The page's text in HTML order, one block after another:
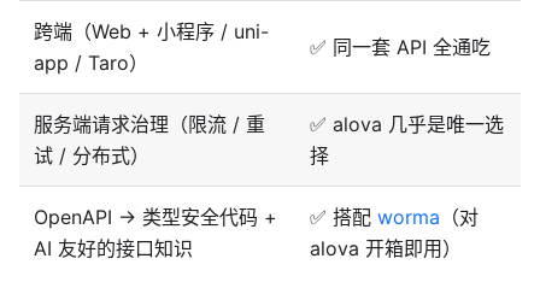
跨端（Web + 小程序 / uni-
app / Taro）
✅ 同一套 API 全通吃
服务端请求治理（限流 / 重
试 / 分布式）
✅ alova 几乎是唯一选
择
OpenAPI → 类型安全代码 +
AI 友好的接口知识
✅ 搭配 worma （对
alova 开箱即用）